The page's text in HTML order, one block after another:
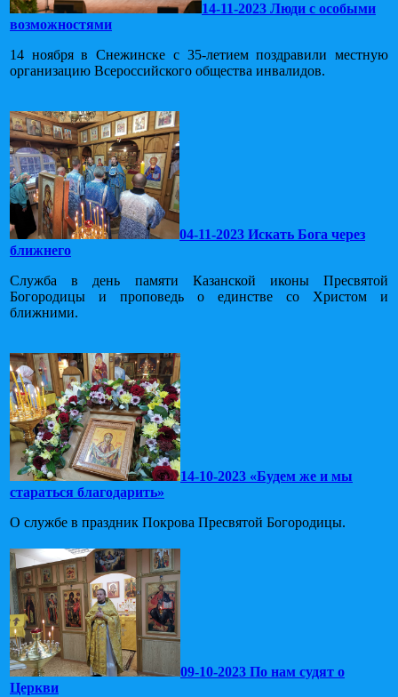
14-11-2023 Люди с особыми
возможностями
14 ноября в Снежинске с 35-летием поздравили местную
организацию Всероссийского общества инвалидов.
04-11-2023 Искать Бога через
ближнего
Служба в день памяти Казанской иконы Пресвятой
Богородицы и проповедь о единстве со Христом и
ближними.
14-10-2023 «Будем же и мы
стараться благодарить»
О службе в праздник Покрова Пресвятой Богородицы.
09-10-2023 По нам судят о
Церкви